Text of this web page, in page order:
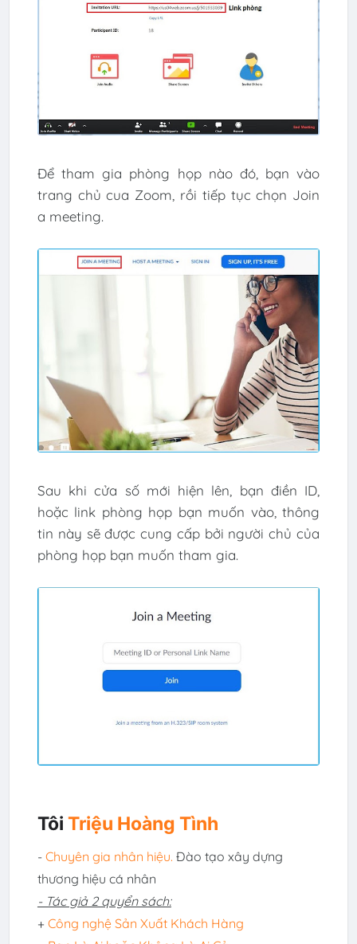
Để tham gia phòng họp nào đó, bạn vào
trang chủ cua Zoom, rồi tiếp tục chọn Join
a meeting.
Sau khi cửa số mới hiện lên, bạn điền ID,
hoặc link phòng họp bạn muốn vào, thông
tin này sẽ được cung cấp bởi người chủ của
phòng họp bạn muốn tham gia.
Tôi Triệu Hoàng Tình
- Chuyên gia nhân hiệu. Đào tạo xây dựng
thương hiệu cá nhân
- Tác giả 2 quyển sách:
+ Công nghệ Sản Xuất Khách Hàng